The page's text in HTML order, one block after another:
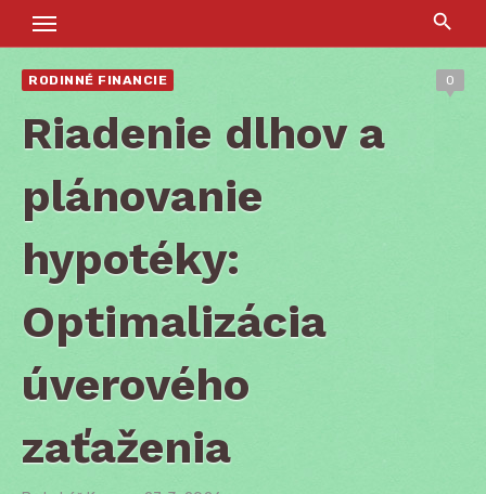
RODINNÉ FINANCIE 0
Riadenie dlhov a
plánovanie
hypotéky:
Optimalizácia
úverového
zaťaženia